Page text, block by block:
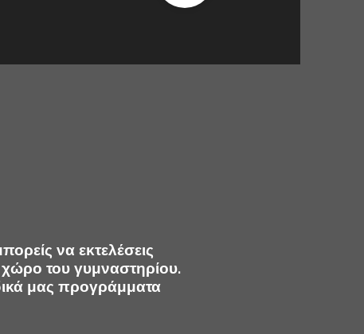
να εκτελέσεις
χώρο του γυμναστηρίου.
μας προγράμματα